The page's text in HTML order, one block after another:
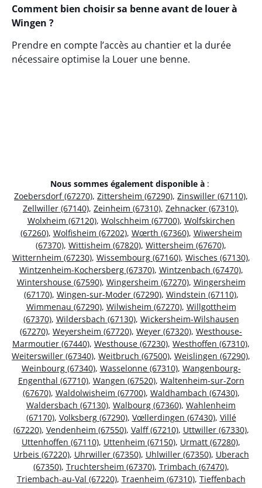
Comment bien choisir sa benne avant de louer à
Wingen ?
Prendre en compte l’accès au chantier et la durée
nécessaire optimise la Louer une benne.
Nous sommes également disponible à :
Zoebersdorf (67270), Zittersheim (67290), Zinswiller (67110),
Zellwiller (67140), Zeinheim (67310), Zehnacker (67310),
Wolxheim (67120), Wolschheim (67700), Wolfskirchen
(67260), Wolfisheim (67202), Wœrth (67360), Wiwersheim
(67370), Wittisheim (67820), Wittersheim (67670),
Witternheim (67230), Wissembourg (67160), Wisches (67130),
Wintzenheim-Kochersberg (67370), Wintzenbach (67470),
Wintershouse (67590), Wingersheim (67270), Wingersheim
(67170), Wingen-sur-Moder (67290), Windstein (67110),
Wimmenau (67290), Wilwisheim (67270), Willgottheim
(67370), Wildersbach (67130), Wickersheim-Wilshausen
(67270), Weyersheim (67720), Weyer (67320), Westhouse-
Marmoutier (67440), Westhouse (67230), Westhoffen (67310),
Weiterswiller (67340), Weitbruch (67500), Weislingen (67290),
Weinbourg (67340), Wasselonne (67310), Wangenbourg-
Engenthal (67710), Wangen (67520), Waltenheim-sur-Zorn
(67670), Waldolwisheim (67700), Waldhambach (67430),
Waldersbach (67130), Walbourg (67360), Wahlenheim
(67170), Volksberg (67290), Vœllerdingen (67430), Villé
(67220), Vendenheim (67550), Valff (67210), Uttwiller (67330),
Uttenhoffen (67110), Uttenheim (67150), Urmatt (67280),
Urbeis (67220), Uhrwiller (67350), Uhlwiller (67350), Uberach
(67350), Truchtersheim (67370), Trimbach (67470),
Triembach-au-Val (67220), Traenheim (67310), Tieffenbach